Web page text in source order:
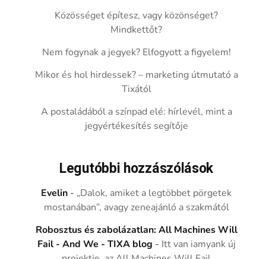
Közösséget építesz, vagy közönséget?
Mindkettőt?
Nem fogynak a jegyek? Elfogyott a figyelem!
Mikor és hol hirdessek? – marketing útmutató a
Tixától
A postaládából a színpad elé: hírlevél, mint a
jegyértékesítés segítője
Legutóbbi hozzászólások
Evelin - „Dalok, amiket a legtöbbet pörgetek
mostanában”, avagy zeneajánló a szakmától
Robosztus és zabolázatlan: All Machines Will
Fail - And We - TIXA blog - Itt van iamyank új